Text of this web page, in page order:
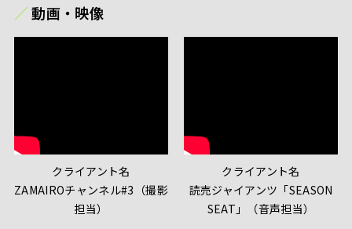
動画・映像
クライアント名
ZAMAIROチャンネル#3（撮影
担当）
クライアント名
読売ジャイアンツ「SEASON
SEAT」（音声担当）